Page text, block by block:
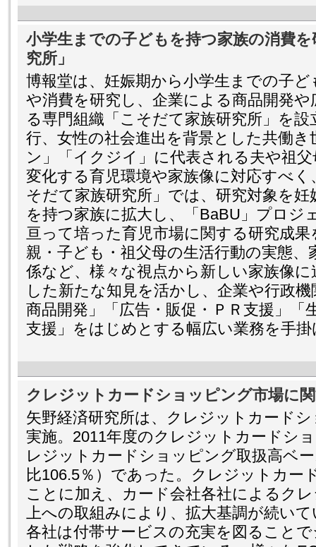
小学生までの子どもを持つ家族の消費
究所」
博報堂は、妊娠期から小学生までの子
や消費を研究し、企業による商品開発
る専門組織「こそだて家族研究所」を
行、女性の社会進出を背景とした共働
ン」「イクジイ」に代表される夫や祖
変化する育児環境や家族像に対応すべ
そだて家族研究所」では、研究対象を
を持つ家族に拡大し、「BaBU」プロジ
亘って培った育児市場に関する研究成
親・子ども・祖父母の生活行動の実態、
係など、様々な視点から新しい家族像
した新たな知見を活かし、企業や行政
商品開発」「広告・販促・ＰＲ支援」「
支援」をはじめとする幅広い業務を手
クレジットカードショッピング市場に
矢野経済研究所は、クレジットカード
実施。2011年度のクレジットカードシ
レジットカードショッピング取扱高ベ
比106.5％）であった。クレジットカー
ことに加え、カード会社各社によるク
上への取組みにより、拡大基調が続い
各社は付帯サービスの充実を図ること